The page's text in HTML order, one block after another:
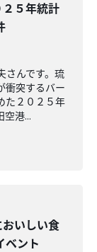
５年統計
さんです。琉
衝突するバー
た２０２５年
空港...
おいしい食
ント